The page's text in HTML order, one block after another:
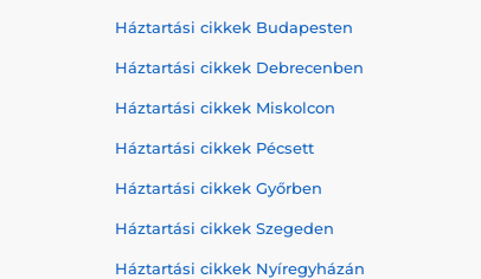
Háztartási cikkek Budapesten
Háztartási cikkek Debrecenben
Háztartási cikkek Miskolcon
Háztartási cikkek Pécsett
Háztartási cikkek Győrben
Háztartási cikkek Szegeden
Háztartási cikkek Nyíregyházán